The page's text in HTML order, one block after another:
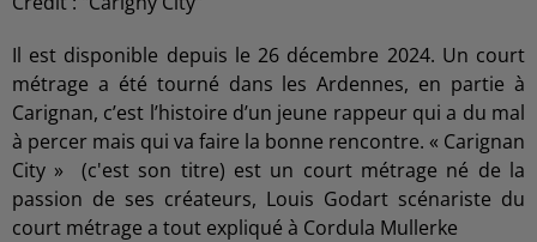
Il est disponible depuis le 26 décembre 2024. Un court
métrage a été tourné dans les Ardennes, en partie à
Carignan, c’est l’histoire d’un jeune rappeur qui a du mal
à percer mais qui va faire la bonne rencontre. « Carignan
City » (c'est son titre) est un court métrage né de la
passion de ses créateurs, Louis Godart scénariste du
court métrage a tout expliqué à Cordula Mullerke